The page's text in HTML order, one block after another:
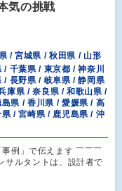
気の挑戦
/ 宮城県 / 秋田県 / 山形
千葉県 / 東京都 / 神奈川
/ 長野県 / 岐阜県 / 静岡県
庫県 / 奈良県 / 和歌山県 /
県 / 香川県 / 愛媛県 / 高
/ 宮崎県 / 鹿児島県 / 沖
例」で伝えます ￣￣￣
サルタントは、設計者で